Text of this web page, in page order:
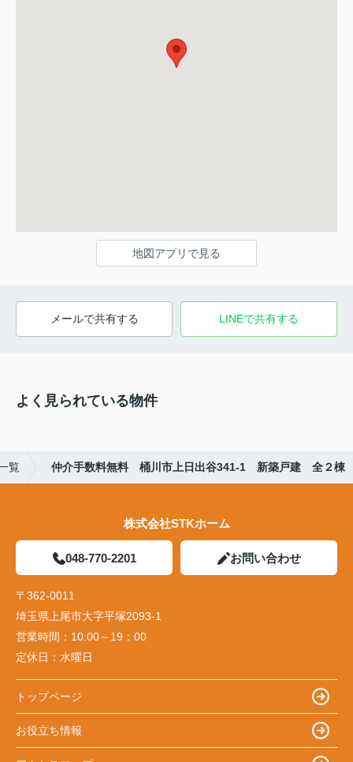
地図アプリで見る
メールで共有する LINEで共有する
よく見られている物件
覧 仲介手数料無料 桶川市上日出谷341-1 新築戸建 全２棟
株式会社STKホーム
048-770-2201 お問い合わせ
〒362-0011
埼玉県上尾市大字平塚2093-1
営業時間： 10:00～19：00
定休日： 水曜日
トップページ
お役立ち情報